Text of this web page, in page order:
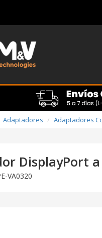
Adaptadores Adaptadores
DisplayPort a
VA0320